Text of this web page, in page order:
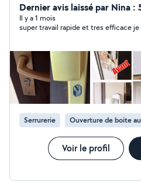
Disponible 24h/24 7j/7 Devis clair, sans surprise Travail
soigné et professionnel Mes services : Dépannage volet
roulant (bloqué, cassé, électrique)
roulants Ouverture de porte (claquée / fermée à clé)
Changement de serrure Sécurisation après effraction
Installation tout type de fermeture
dans votre secteur Contactez-moi dès maintenant pour
une intervention efficace et au
Dernier avis laissé par Nina :
Il y a 1 mois
super travail rapide et tres efficace
Serrurerie Ouverture de boite
Voir le profil